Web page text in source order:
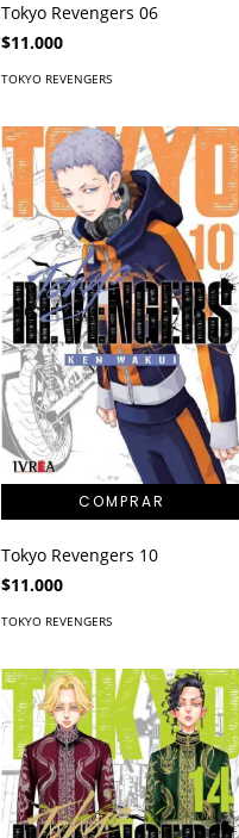
Tokyo Revengers 06
$11.000
TOKYO REVENGERS
Tokyo Revengers 10
$11.000
TOKYO REVENGERS